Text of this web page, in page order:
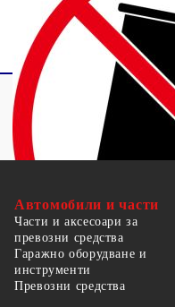
Автомобили и части
Части и аксесоари за
превозни средства
Гаражно оборудване и
инструменти
Превозни средства